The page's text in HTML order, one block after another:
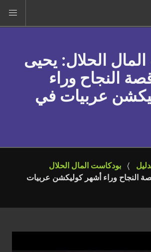
الحلال: يحيى
النجاح وراء
عربيات في
بودكاست المال الحلال
النجاح وراء أشهر كوليكشن عربيات